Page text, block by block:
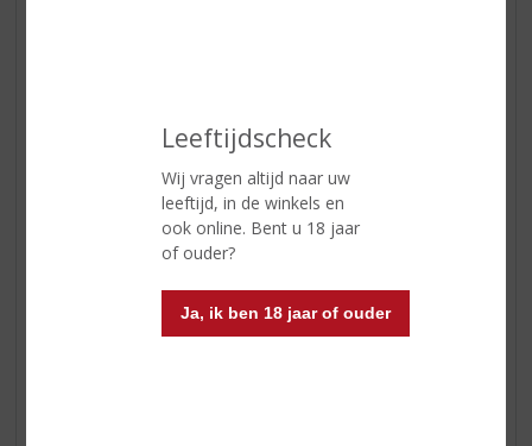
Leeftijdscheck
Wij vragen altijd naar uw
leeftijd, in de winkels en
ook online. Bent u 18 jaar
of ouder?
Ja, ik ben 18 jaar of ouder
specerijen met toetsen van pure
chocolade
uitzonderlijk rond met een romige
nootachtige aroma’s, verkregen
door een zorgvuldige blend